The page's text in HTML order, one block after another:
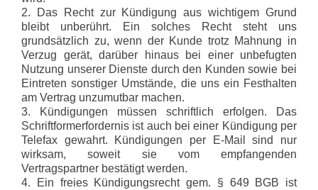
2. Das Recht zur Kündigung aus wichtigem Grund
bleibt unberührt. Ein solches Recht steht uns
grundsätzlich zu, wenn der Kunde trotz Mahnung in
Verzug gerät, darüber hinaus bei einer unbefugten
Nutzung unserer Dienste durch den Kunden sowie bei
Eintreten sonstiger Umstände, die uns ein Festhalten
am Vertrag unzumutbar machen.
3. Kündigungen müssen schriftlich erfolgen. Das
Schriftformerfordernis ist auch bei einer Kündigung per
Telefax gewahrt. Kündigungen per E-Mail sind nur
wirksam, soweit sie vom empfangenden
Vertragspartner bestätigt werden.
4. Ein freies Kündigungsrecht gem. § 649 BGB ist